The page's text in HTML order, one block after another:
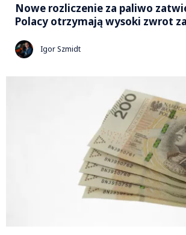
Nowe rozliczenie za paliwo
Polacy otrzymają wysoki zwrot
Igor Szmidt